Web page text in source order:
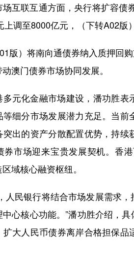
联互通方面，央行将扩容债券
上调至8000亿元，（下转A02版
）将南向通债券纳入质押回购
澳门债券市场协同发展。
化金融市场建设，潘功胜表
细分市场发展潜力充足。当
突出的资产分散配置优势，持
券市场迎来宝贵发展契机。香
域核心融资枢纽。
民银行将结合市场发展需求，
心核心功能。”潘功胜介绍，
大人民币债券离岸合格担保